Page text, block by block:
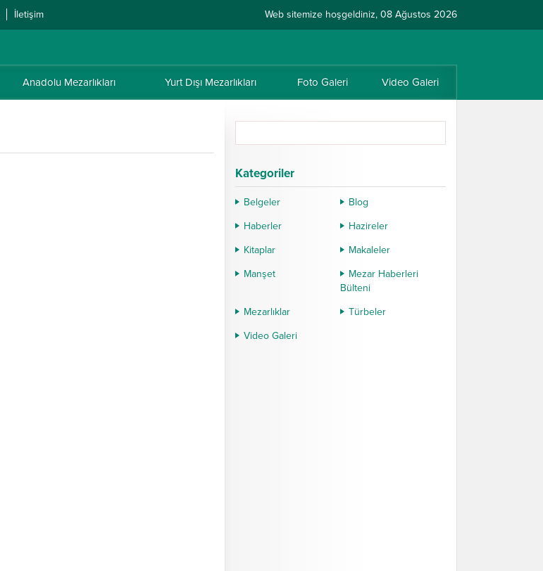
İletişim Web sitemize hoşgeldiniz, 08 Ağustos 2026
Anadolu Mezarlıkları Yurt Dışı Mezarlıkları Foto Galeri Video Galeri
Kategoriler
Belgeler
Blog
Haberler
Hazireler
Kitaplar
Makaleler
Manşet
Mezar Haberleri
Bülteni
Mezarlıklar
Türbeler
Video Galeri